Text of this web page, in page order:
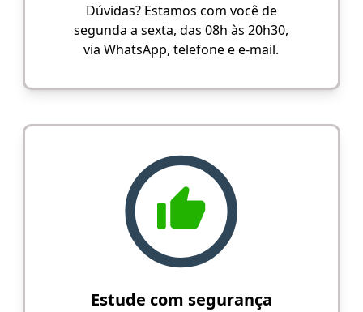
Dúvidas? Estamos com você de
segunda a sexta, das 08h às 20h30,
via WhatsApp, telefone e e-mail.
Estude com segurança